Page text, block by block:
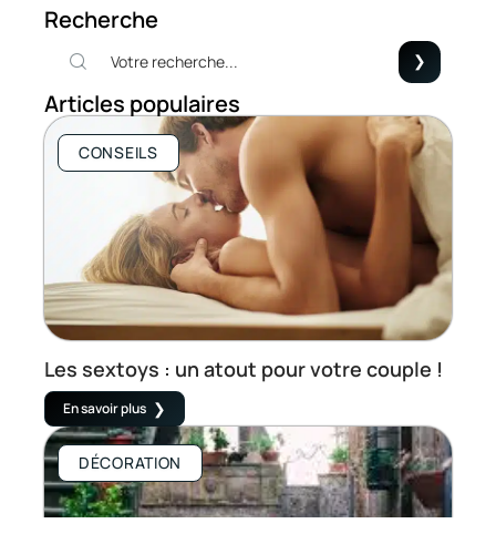
Recherche
Articles populaires
CONSEILS
Les sextoys : un atout pour votre couple !
En savoir plus
DÉCORATION